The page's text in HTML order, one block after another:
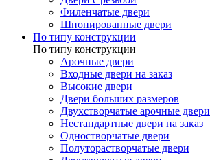
Филенчатые двери
Шпонированные двери
По типу конструкции
По типу конструкции
Арочные двери
Входные двери на заказ
Высокие двери
Двери больших размеров
Двухстворчатые арочные двери
Нестандартные двери на заказ
Одностворчатые двери
Полуторастворчатые двери